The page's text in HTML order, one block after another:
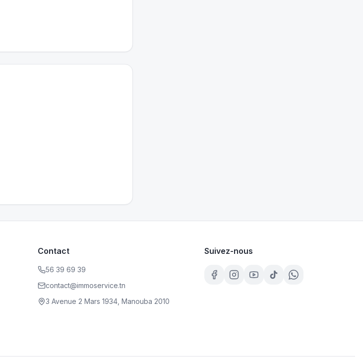
Contact
56 39 69 39
contact@immoservice.tn
3 Avenue 2 Mars 1934, Manouba 2010
Suivez-nous